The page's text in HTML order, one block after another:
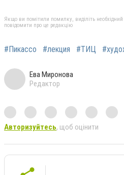
Якщо ви помітили помилку, виділіть
повідомити про це редакцію
#Пикассо #лекция #ТИЦ
Ева Миронова
Редактор
Авторизуйтесь, щоб оцінити